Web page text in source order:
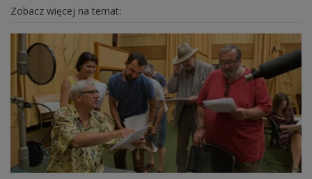
Zobacz więcej na temat: